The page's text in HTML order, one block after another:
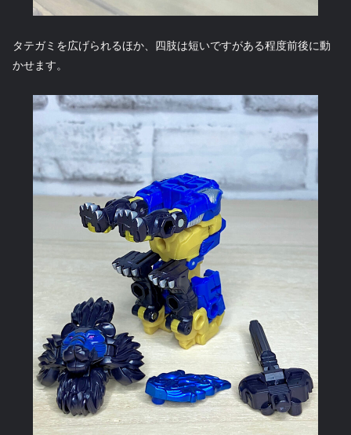
タテガミを広げられるほか、四肢は短いですがある程度前後に動
かせます。